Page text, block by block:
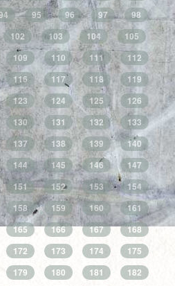
95 96 97
98
102 103 104
105
109 110 111
112
116 117 118
119
123 124 125
126
130 131 132
133
137 138 139
140
144 145 146
147
151 152 153
154
158 159 160
161
165 166 167
168
172 173 174
175
179 180 181
182